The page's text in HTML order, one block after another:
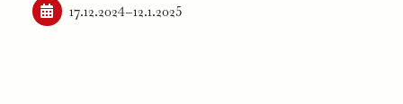
17.12.2024–12.1.2025